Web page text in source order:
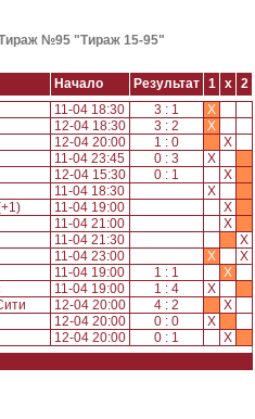
№95 "Тираж 15-95"
Начало Результат 1 x
2
11-04 18:30 3 : 1
X
12-04 18:30 3 : 2
X
12-04 20:00 1 : 0
X
11-04 23:45 0 : 3
X
12-04 15:30 0 : 1
X
11-04 18:30
X
11-04 19:00
X
11-04 21:00
X
11-04 21:30
X
11-04 23:00 X
X
11-04 19:00 1 : 1
X
11-04 19:00 1 : 4
X
12-04 20:00 4 : 2
X
12-04 20:00 0 : 0
X
12-04 20:00 0 : 1
X